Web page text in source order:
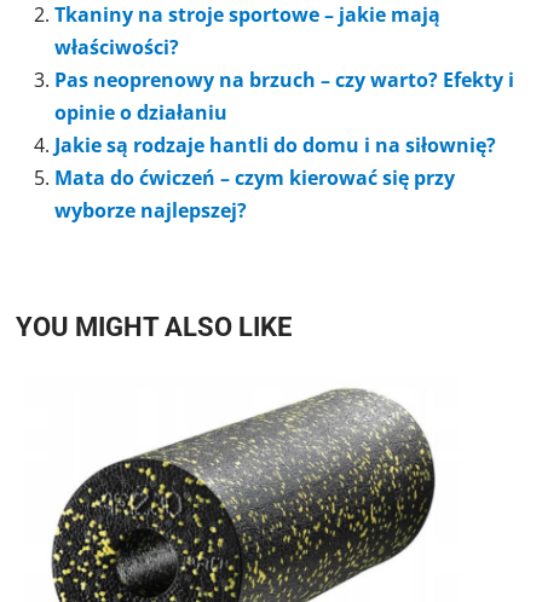
Tkaniny na stroje sportowe – jakie mają
właściwości?
Pas neoprenowy na brzuch – czy warto? Efekty i
opinie o działaniu
Jakie są rodzaje hantli do domu i na siłownię?
Mata do ćwiczeń – czym kierować się przy
wyborze najlepszej?
YOU MIGHT ALSO LIKE